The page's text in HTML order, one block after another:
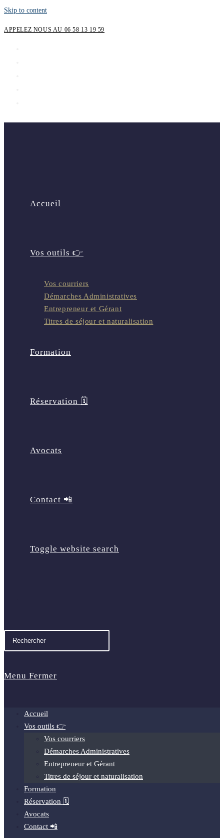
Skip to content
APPELEZ NOUS AU 06 58 13 19 59
Accueil
Vos outils 👉
Vos courriers
Démarches Administratives
Entrepreneur et Gérant
Titres de séjour et naturalisation
Formation
Réservation 🗓️
Avocats
Contact 📲
Toggle website search
Menu Fermer
Accueil
Vos outils 👉
Vos courriers
Démarches Administratives
Entrepreneur et Gérant
Titres de séjour et naturalisation
Formation
Réservation 🗓️
Avocats
Contact 📲